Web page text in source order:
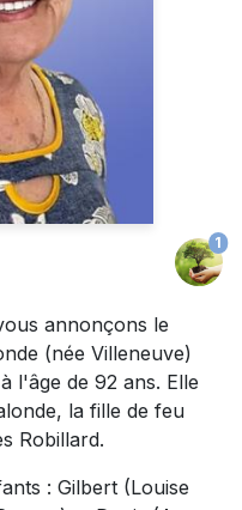
1
annonçons le
(née Villeneuve)
l'âge de 92 ans. Elle
la fille de feu
Robillard.
: Gilbert (Louise